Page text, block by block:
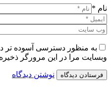
نام *
به منظور دسترسی آسوده تر
وبسایت مرا در این مرورگر
نوشتن دیدگاه